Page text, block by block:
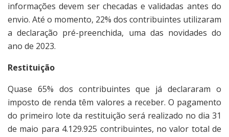
informações devem ser checadas e validadas antes do
envio. Até o momento, 22% dos contribuintes utilizaram
a declaração pré-preenchida, uma das novidades do
ano de 2023.
Restituição
Quase 65% dos contribuintes que já declararam o
imposto de renda têm valores a receber. O pagamento
do primeiro lote da restituição será realizado no dia 31
de maio para 4.129.925 contribuintes, no valor total de